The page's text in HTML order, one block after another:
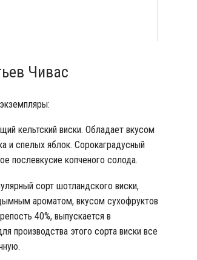
Чивас
кельтский виски. Обладает вкусом
спелых яблок. Сорокаградусный
послевкусие копченого солода.
сорт шотландского виски,
ароматом, вкусом сухофруктов
40%, выпускается в
производства этого сорта виски все